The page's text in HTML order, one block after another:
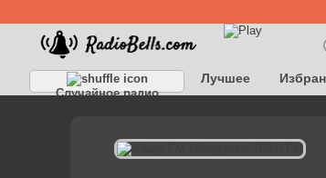
Случайное радио
Лучшее